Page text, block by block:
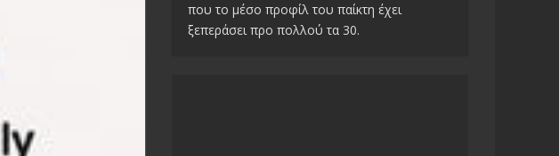
που το μέσο προφίλ του παίκτη έχει
ξεπεράσει προ πολλού τα 30.